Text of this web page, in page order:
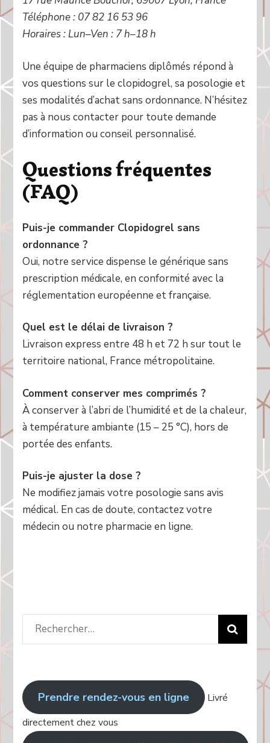
Téléphone : 07 82 16 53 96
Horaires : Lun–Ven : 7 h–18 h
Une équipe de pharmaciens diplômés répond à
vos questions sur le clopidogrel, sa posologie et
ses modalités d’achat sans ordonnance. N’hésitez
pas à nous contacter pour toute demande
d’information ou conseil personnalisé.
Questions fréquentes
(FAQ)
Puis-je commander Clopidogrel sans
ordonnance ?
Oui, notre service dispense le générique sans
prescription médicale, en conformité avec la
réglementation européenne et française.
Quel est le délai de livraison ?
Livraison express entre 48 h et 72 h sur tout le
territoire national, France métropolitaine.
Comment conserver mes comprimés ?
À conserver à l’abri de l’humidité et de la chaleur,
à température ambiante (15 – 25 °C), hors de
portée des enfants.
Puis-je ajuster la dose ?
Ne modifiez jamais votre posologie sans avis
médical. En cas de doute, contactez votre
médecin ou notre pharmacie en ligne.
Rechercher
:
Prendre rendez-vous en ligne
Livré
directement chez vous